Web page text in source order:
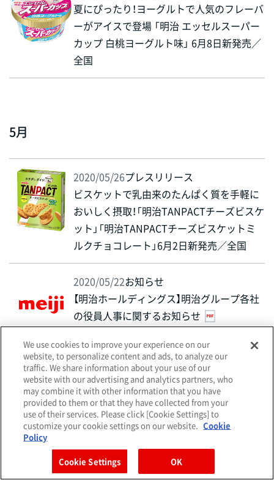
夏にぴったり！ヨーグルトで人気のフレーバ
ーがアイスで登場 「明治 エッセルスーパー
カップ 白桃ヨーグルト味」 6月8日新発売／
全国
5月
2020/05/26プレスリリース
ビスケットで乳由来のたんぱく質を手軽に
おいしく摂取！「明治TANPACTチーズビスケ
ット」「明治TANPACTチーズビスケットミ
ルクチョコレート」6月2日新発売／全国
2020/05/22お知らせ
【明治ホールディングス】明治グループ各社
の役員人事に関するお知らせ
2020/05/21プレスリリース
国産チーズを食べて、日本の牛乳を救う“プ
ラスワンプロジェクト”に協力しよう！「明治
北海道十勝かおり濃香パルメザンチーズ粗
砕き60g」6月20日発売
2020/05/20
プレスリリース
We use cookies to improve your experience on our
website, to personalize content and ads, to analyze our
traffic. We share information about your use of our
website with our advertising and analytics partners, who
may combine it with other information that you have
provided to them or that they have collected from your
use of their services. Please click [Cookie Settings] to
customize your cookie settings on our website. Cookie
Policy
Cookie Settings OK